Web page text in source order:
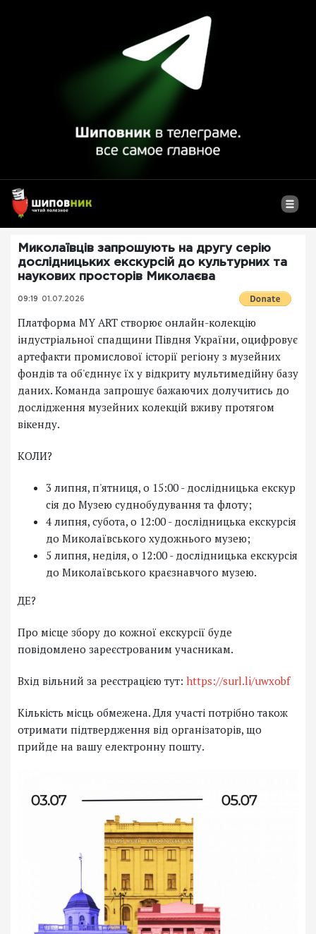
Миколаївців запрошують на другу серію
дослідницьких екскурсій до культурних та
наукових просторів Миколаєва
09:19 01.07.2026
Платформа MY ART створює онлайн-колекцію
індустріальної спадщини Півдня України, оцифровує
артефакти промислової історії регіону з музейних
фондів та об'єдннує їх у відкриту мультимедійну базу
даних. Команда запрошує бажаючих долучитись до
дослідження музейних колекцій вживу протягом
вікенду.
КОЛИ?
3 липня, п'ятниця, о 15:00 - дослідницька екскур
сія до Музею суднобудування та флоту;
4 липня, субота, о 12:00 - дослідницька екскурсія
до Миколаївського художнього музею;
5 липня, неділя, о 12:00 - дослідницька екскурсія
до Миколаївського краєзнавчого музею.
ДЕ?
Про місце збору до кожної екскурсії буде
повідомлено зареєстрованим учасникам.
Вхід вільний за реєстрацією тут: https://surl.li/uwxobf
Кількість місць обмежена. Для участі потрібно також
отримати підтвердження від організаторів, що
прийде на вашу електронну пошту.